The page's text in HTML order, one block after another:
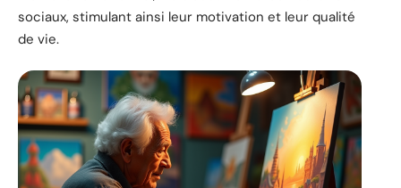
sociaux, stimulant ainsi leur motivation et leur qualité
de vie.